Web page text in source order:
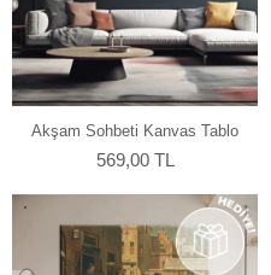
Akşam Sohbeti Kanvas Tablo
569,00 TL